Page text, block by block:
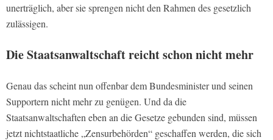
unerträglich, aber sie sprengen nicht den Rahmen des gesetzlich
zulässigen.
Die Staatsanwaltschaft reicht schon nicht mehr
Genau das scheint nun offenbar dem Bundesminister und seinen
Supportern nicht mehr zu genügen. Und da die
Staatsanwaltschaften eben an die Gesetze gebunden sind, müssen
jetzt nichtstaatliche „Zensurbehörden“ geschaffen werden, die sich